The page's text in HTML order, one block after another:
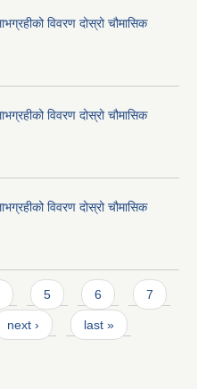
विवरण दोस्रो चौमासिक
विवरण दोस्रो चौमासिक
विवरण दोस्रो चौमासिक
5 6 7
next › last »